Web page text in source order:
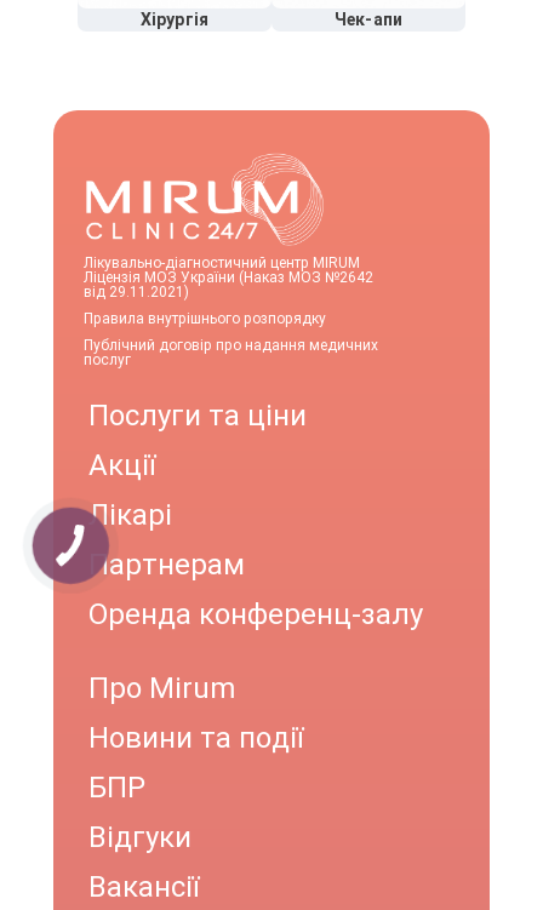
Хірургія Чек-апи
Лікувально-діагностичний центр MIRUM
Ліцензія МОЗ України (Наказ МОЗ №2642
від 29.11.2021)
Правила внутрішнього розпорядку
Публічний договір про надання медичних
послуг
Послуги та ціни
Акції
Лікарі
Партнерам
Оренда конференц-залу
Про Mirum
Новини та події
БПР
Відгуки
Вакансії